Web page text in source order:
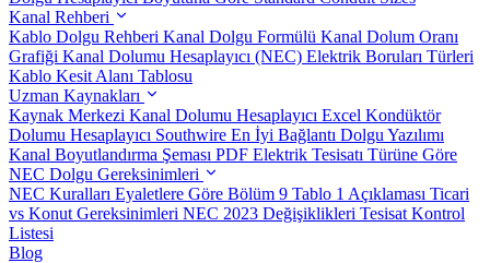
Kanal Rehberi
Kablo Dolgu Rehberi Kanal Dolgu Formülü Kanal Dolum Oranı
Grafiği Kanal Dolumu Hesaplayıcı (NEC) Elektrik Boruları Türleri
Kablo Kesit Alanı Tablosu
Uzman Kaynakları
Kaynak Merkezi Kanal Dolumu Hesaplayıcı Excel Kondüktör
Dolumu Hesaplayıcı Southwire En İyi Bağlantı Dolgu Yazılımı
Kanal Boyutlandırma Şeması PDF Elektrik Tesisatı Türüne Göre
NEC Dolgu Gereksinimleri
NEC Kuralları Eyaletlere Göre Bölüm 9 Tablo 1 Açıklaması Ticari
vs Konut Gereksinimleri NEC 2023 Değişiklikleri Tesisat Kontrol
Listesi
Blog